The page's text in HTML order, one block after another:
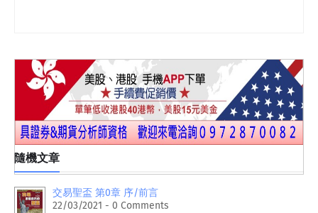
隨機文章
交易聖盃 第0章 序/前言
22/03/2021 - 0 Comments